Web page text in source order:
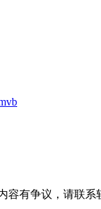
有争议，请联系